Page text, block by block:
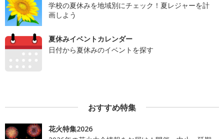
学校の夏休みを地域別にチェック！夏レジャーを計
画しよう
夏休みイベントカレンダー
日付から夏休みのイベントを探す
おすすめ特集
花火特集2026